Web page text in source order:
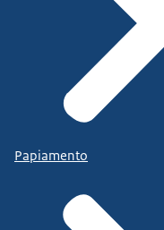
Papiamento